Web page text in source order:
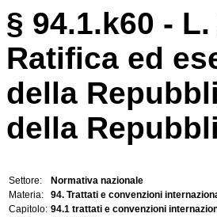
§ 94.1.k60 -
Ratifica ed
della
della
Settore:
Normativa nazionale
Materia:
94. Trattati e convenzioni
Capitolo: 94.1 trattati e convenzioni